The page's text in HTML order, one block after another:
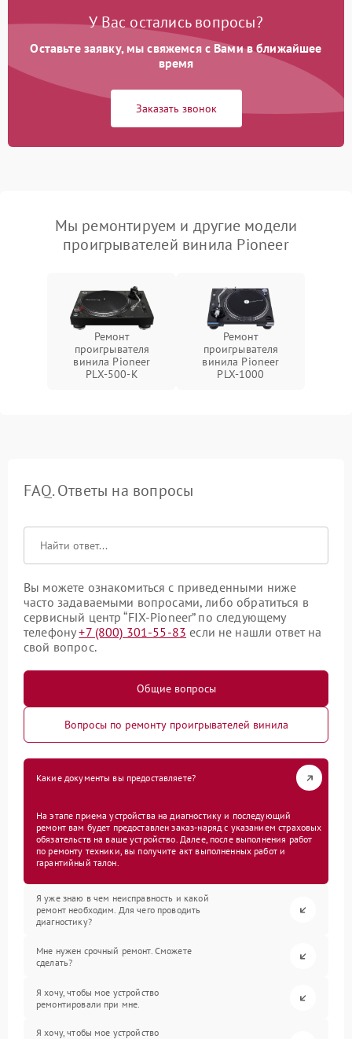
У Вас остались вопросы?
Оставьте заявку, мы свяжемся с Вами в ближайшее
время
Заказать звонок
Мы ремонтируем и другие модели
проигрывателей винила Pioneer
Ремонт
проигрывателя
винила Pioneer
PLX‑500‑K
Ремонт
проигрывателя
винила Pioneer
PLX‑1000
FAQ. Ответы на вопросы
Вы можете ознакомиться с приведенными ниже
часто задаваемыми вопросами, либо обратиться в
сервисный центр “FIX-Pioneer” по следующему
телефону+7 (800) 301-55-83 если не нашли ответ на
свой вопрос.
Общие вопросы
Вопросы по ремонту проигрывателей винила
Какие документы вы предоставляете?
На этапе приема устройства на диагностику и последующий
ремонт вам будет предоставлен заказ-наряд с указанием страховых
обязательств на ваше устройство. Далее, после выполнения работ
по ремонту техники, вы получите акт выполненных работ и
гарантийный талон.
Я уже знаю в чем неисправность и какой
ремонт необходим. Для чего проводить
диагностику?
Мне нужен срочный ремонт. Сможете
сделать?
Я хочу, чтобы мое устройство
ремонтировали при мне.
Я хочу, чтобы мое устройство